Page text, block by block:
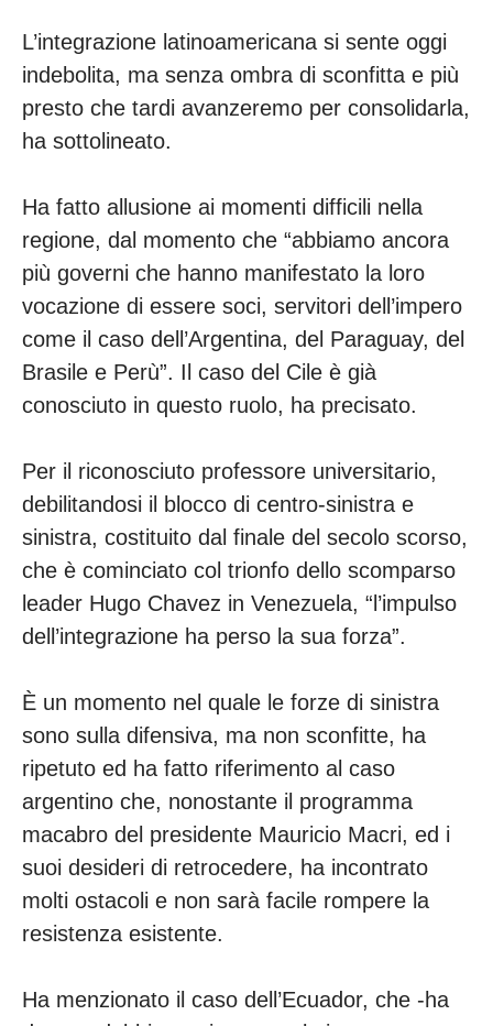
L’integrazione latinoamericana si sente oggi
indebolita, ma senza ombra di sconfitta e più
presto che tardi avanzeremo per consolidarla,
ha sottolineato.
Ha fatto allusione ai momenti difficili nella
regione, dal momento che “abbiamo ancora
più governi che hanno manifestato la loro
vocazione di essere soci, servitori dell’impero
come il caso dell’Argentina, del Paraguay, del
Brasile e Perù”. Il caso del Cile è già
conosciuto in questo ruolo, ha precisato.
Per il riconosciuto professore universitario,
debilitandosi il blocco di centro-sinistra e
sinistra, costituito dal finale del secolo scorso,
che è cominciato col trionfo dello scomparso
leader Hugo Chavez in Venezuela, “l’impulso
dell’integrazione ha perso la sua forza”.
È un momento nel quale le forze di sinistra
sono sulla difensiva, ma non sconfitte, ha
ripetuto ed ha fatto riferimento al caso
argentino che, nonostante il programma
macabro del presidente Mauricio Macri, ed i
suoi desideri di retrocedere, ha incontrato
molti ostacoli e non sarà facile rompere la
resistenza esistente.
Ha menzionato il caso dell’Ecuador, che -ha